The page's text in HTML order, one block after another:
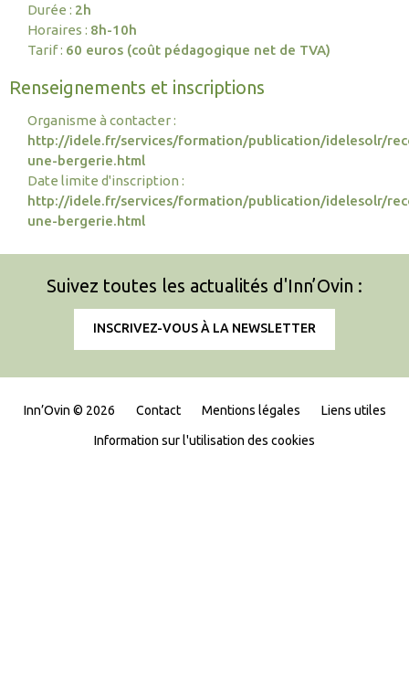
Durée : 2h
Horaires : 8h-10h
Tarif : 60 euros (coût pédagogique net de TVA)
Renseignements et inscriptions
Organisme à contacter :
http://idele.fr/services/formation/publication/idelesolr/
une-bergerie.html
Date limite d'inscription :
http://idele.fr/services/formation/publication/idelesolr/
une-bergerie.html
Suivez toutes les actualités d'Inn’Ovin :
INSCRIVEZ-VOUS À LA NEWSLETTER
Inn’Ovin © 2026 Contact Mentions légales Liens utiles
Information sur l'utilisation des cookies